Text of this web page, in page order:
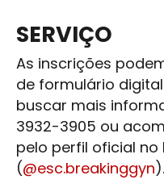
SERVIÇO
As inscrições
de formulário
buscar mais
3932-3905 ou
pelo perfil oficial no
(@esc.breakinggyn).